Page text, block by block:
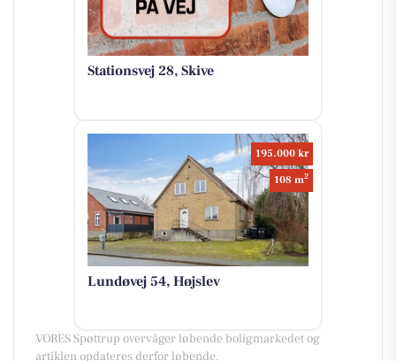
Stationsvej 28, Skive
195.000 kr
108 m2
Lundøvej 54, Højslev
VORES Spøttrup overvåger løbende boligmarkedet og
artiklen opdateres derfor løbende.